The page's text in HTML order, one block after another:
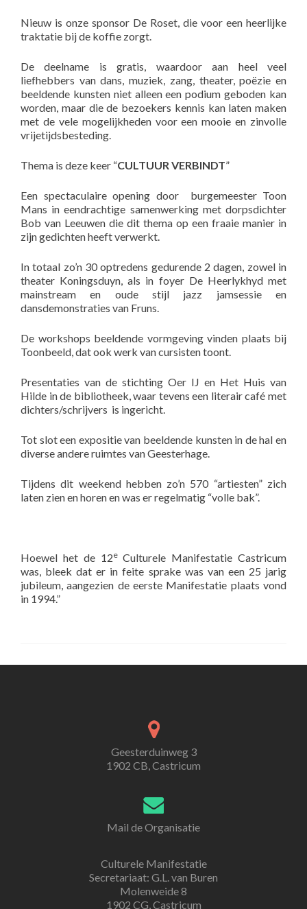
Nieuw is onze sponsor De Roset, die voor een heerlijke
traktatie bij de koffie zorgt.
De deelname is gratis, waardoor aan heel veel
liefhebbers van dans, muziek, zang, theater, poëzie en
beeldende kunsten niet alleen een podium geboden kan
worden, maar die de bezoekers kennis kan laten maken
met de vele mogelijkheden voor een mooie en zinvolle
vrijetijdsbesteding.
Thema is deze keer “CULTUUR VERBINDT”
Een spectaculaire opening door burgemeester Toon
Mans in eendrachtige samenwerking met dorpsdichter
Bob van Leeuwen die dit thema op een fraaie manier in
zijn gedichten heeft verwerkt.
In totaal zo’n 30 optredens gedurende 2 dagen, zowel in
theater Koningsduyn, als in foyer De Heerlykhyd met
mainstream en oude stijl jazz jamsessie en
dansdemonstraties van Fruns.
De workshops beeldende vormgeving vinden plaats bij
Toonbeeld, dat ook werk van cursisten toont.
Presentaties van de stichting Oer IJ en Het Huis van
Hilde in de bibliotheek, waar tevens een literair café met
dichters/schrijvers is ingericht.
Tot slot een expositie van beeldende kunsten in de hal en
diverse andere ruimtes van Geesterhage.
Tijdens dit weekend hebben zo’n 570 “artiesten” zich
laten zien en horen en was er regelmatig “volle bak”.
Hoewel het de 12eCulturele Manifestatie Castricum
was, bleek dat er in feite sprake was van een 25 jarig
jubileum, aangezien de eerste Manifestatie plaats vond
in 1994.”
Geesterduinweg 3
1902 CB, Castricum
Mail de Organisatie
Culturele Manifestatie
Secretariaat: G.L. van Buren
Molenweide 8
1902 CG, Castricum